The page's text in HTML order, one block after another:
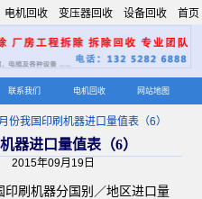
首页
设备回收
变压器回收
电机回收
联系我们 电机回收 网站地图
份我国印刷机器进口量值表（6）
器进口量值表（6）
2015年09月19日
刷机器分国别／地区进口量